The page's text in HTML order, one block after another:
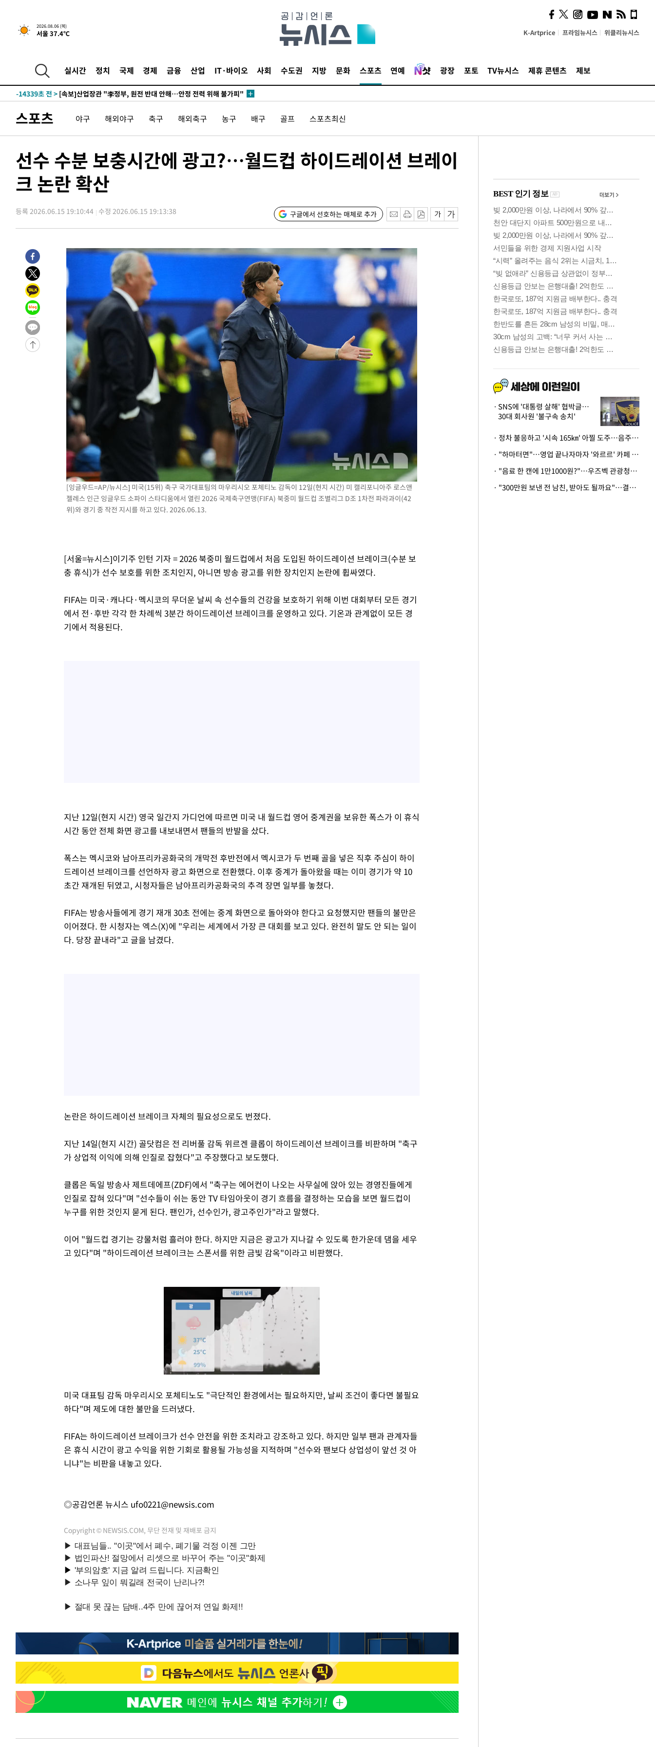
2026.08.06 (목)
서울 37.4℃ K-Artprice 프라임뉴시스 위클리뉴시스
실시간 정치 국제 경제 금융 산업 IT·바이오 사회 수도권 지방 문화 스포츠 연예 광장 포토 TV뉴시스 제휴 콘텐츠 제보
-28558초 전 >"여기 떨어졌다"…다누리, 스페이스X 로켓 달 충돌 흔적 포착
-25603초 전 > 손흥민, 5경기 연속골 실패…LAFC는 승부차기 끝 과달라하라 격파
-17841초 전 >
트럼프, 한국계 진보 주지사 후보 맹공…"공산주의가 최대 위협"
-17819초 전 >
-14339초 전 > [속보]산업장관 "李정부, 원전 반대 안해…안정 전력 위해 불가피"
색
-12423초 전 >
[속보]산업장관 "美무역법 제301조 과잉생산 결과 발표 8월 중 예
-12216초 전 >[속보]코스피 매도사이드카 발동…4%대 급락
-9049초 전 > 서울 열대야 15일째 지속…비공식 '초열대야' 30도 넘어
-7616초 전 >
[속보]코스닥, 2.15포인트(0.27%) 내린 797.44 출발
-7599초 전 > [속보]코스피, 119.51포인트(1.81%) 내린 6478.75 개장
-3997초 전 >서울 낮 39도 '폭염중대경보'…40도 관측 가능성도
-1359초 전 >미 워싱턴주 스포캔 시의 통제불능 3개 산불, 방화선 일부 구축
0.49%↑
-31184초 전 >
[속보]코스닥, 800p 회복…0.26% 오른 801.67 마감
-31114초 전 >
[속보]코스피, 301.88포인트(4.58%) 내린 6296.38 마감
-30979초 전 >
[속보]원·달러 환율, 0.7원 내린 1423.8원 마감
-28578초 전 >
"여기 떨어졌다"…다누리, 스페이스X 로켓 달 충돌 흔적 포착
-25623초 전 >
손흥민, 5경기 연속골 실패…LAFC는 승부차기 끝 과달라하라 격파
-18224초 전 >
내일까지 39도 '펄펄'…기상청 "태풍 지나며 폭염 잠시 꺾인다"
-17861초 전 >
트럼프, 한국계 진보 주지사 후보 맹공…"공산주의가 최대 위협"
-17839초 전 >
"美간섭에 합의 지연"…트럼프, '이란 호르무즈 통제권' 수용할까
[속보]산업장관 "李정부, 원전 반대 안해…안정 전력 위해 불가피"
[속보]경찰, '홍명보 선임 논란' 대한축구협회·축구회관 등 압수수
[속보]산업장관 "美무역법 제301조 과잉생산 결과 발표 8월 중 예
[속보]코스피 매도사이드카 발동…4%대 급락
[속보]전남광주 초대 시민추천 부시장에 백승주·윤난실
서울 열대야 15일째 지속…비공식 '초열대야' 30도 넘어
[속보]코스닥, 2.15포인트(0.27%) 내린 797.44 출발
[속보]코스피, 119.51포인트(1.81%) 내린 6478.75 개장
6월 경상수지 497.3억 달러…두 달 연속 사상 최대
서울 낮 39도 '폭염중대경보'…40도 관측 가능성도
미 워싱턴주 스포캔 시의 통제불능 3개 산불, 방화선 일부 구축
[속보] 호르무즈 해협 이란-오만 협상 기대속 뉴욕증시 혼조 마감 다우
스포츠 야구 해외야구 축구 해외축구 농구 배구 골프 스포츠최신
선수 수분 보충시간에 광고?…월드컵 하이드레이션 브레이
크 논란 확산
등록 2026.06.15 19:10:44 수정 2026.06.15 19:13:38 구글에서 선호하는 매체로 추가
[잉글우드=AP/뉴시스] 미국(15위) 축구 국가대표팀의 마우리시오 포체티노 감독이 12일(현지 시간) 미 캘리포니아주 로스앤
젤레스 인근 잉글우드 소파이 스타디움에서 열린 2026 국제축구연맹(FIFA) 북중미 월드컵 조별리그 D조 1차전 파라과이(42
위)와 경기 중 작전 지시를 하고 있다. 2026.06.13.
[서울=뉴시스]이기주 인턴 기자 = 2026 북중미 월드컵에서 처음 도입된 하이드레이션 브레이크(수분 보
충 휴식)가 선수 보호를 위한 조치인지, 아니면 방송 광고를 위한 장치인지 논란에 휩싸였다.
FIFA는 미국·캐나다·멕시코의 무더운 날씨 속 선수들의 건강을 보호하기 위해 이번 대회부터 모든 경기
에서 전·후반 각각 한 차례씩 3분간 하이드레이션 브레이크를 운영하고 있다. 기온과 관계없이 모든 경
기에서 적용된다.
지난 12일(현지 시간) 영국 일간지 가디언에 따르면 미국 내 월드컵 영어 중계권을 보유한 폭스가 이 휴식
시간 동안 전체 화면 광고를 내보내면서 팬들의 반발을 샀다.
폭스는 멕시코와 남아프리카공화국의 개막전 후반전에서 멕시코가 두 번째 골을 넣은 직후 주심이 하이
드레이션 브레이크를 선언하자 광고 화면으로 전환했다. 이후 중계가 돌아왔을 때는 이미 경기가 약 10
초간 재개된 뒤였고, 시청자들은 남아프리카공화국의 추격 장면 일부를 놓쳤다.
FIFA는 방송사들에게 경기 재개 30초 전에는 중계 화면으로 돌아와야 한다고 요청했지만 팬들의 불만은
이어졌다. 한 시청자는 엑스(X)에 "우리는 세계에서 가장 큰 대회를 보고 있다. 완전히 말도 안 되는 일이
다. 당장 끝내라"고 글을 남겼다.
논란은 하이드레이션 브레이크 자체의 필요성으로도 번졌다.
지난 14일(현지 시간) 골닷컴은 전 리버풀 감독 위르겐 클롭이 하이드레이션 브레이크를 비판하며 "축구
가 상업적 이익에 의해 인질로 잡혔다"고 주장했다고 보도했다.
클롭은 독일 방송사 제트데에프(ZDF)에서 "축구는 에어컨이 나오는 사무실에 앉아 있는 경영진들에게
인질로 잡혀 있다"며 "선수들이 쉬는 동안 TV 타임아웃이 경기 흐름을 결정하는 모습을 보면 월드컵이
누구를 위한 것인지 묻게 된다. 팬인가, 선수인가, 광고주인가"라고 말했다.
이어 "월드컵 경기는 강물처럼 흘러야 한다. 하지만 지금은 광고가 지나갈 수 있도록 한가운데 댐을 세우
고 있다"며 "하이드레이션 브레이크는 스폰서를 위한 금빛 감옥"이라고 비판했다.
미국 대표팀 감독 마우리시오 포체티노도 "극단적인 환경에서는 필요하지만, 날씨 조건이 좋다면 불필요
하다"며 제도에 대한 불만을 드러냈다.
FIFA는 하이드레이션 브레이크가 선수 안전을 위한 조치라고 강조하고 있다. 하지만 일부 팬과 관계자들
은 휴식 시간이 광고 수익을 위한 기회로 활용될 가능성을 지적하며 "선수와 팬보다 상업성이 앞선 것 아
니냐"는 비판을 내놓고 있다.
◎공감언론 뉴시스 ufo0221@newsis.com
Copyright © NEWSIS.COM, 무단 전재 및 재배포 금지
"5·8·9호선 출퇴근 혼잡,
정부 국비지원 필요"
SNS에 '대통령 살해' 협박글…
30대 회사원 '불구속 송치'
· 정차 불응하고 '시속 165㎞' 아찔 도주…음주운전자 체포
· "하마터면"…영업 끝나자마자 '와르르' 카페 테라스 덮친 대리석 외벽
· "음료 한 캔에 1만1000원?"…우즈벡 관광청까지 나섰다, 유튜버 폭로 후폭풍
· "300만원 보낸 전 남친, 받아도 될까요"…결혼 앞둔 예비신부의 뜻밖 고충